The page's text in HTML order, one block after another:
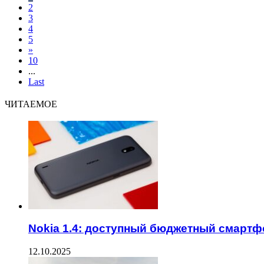
2
3
4
5
»
10
...
Last
ЧИТАЕМОЕ
Nokia 1.4: доступный бюджетный
12.10.2025